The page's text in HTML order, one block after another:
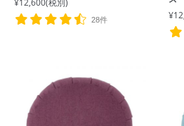
¥12,600(税別)
28件